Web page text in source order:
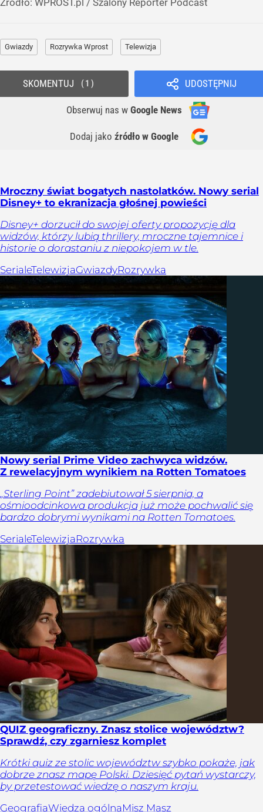
Źródło: WPROST.pl / Szalony Reporter Podcast
Gwiazdy Rozrywka Wprost Telewizja
UDOSTĘPNIJ
Obserwuj nas w Google News
Dodaj jako źródło w Google
SKOMENTUJ 1
Mroczny świat bogatych nastolatków. Nowy serial
Disney+ to ekranizacja głośnej powieści
Disney+ dorzucił do swojej oferty propozycję dla
widzów, którzy lubią thrillery, mroczne tajemnice i
historie o dorastaniu z niepokojem w tle.
SerialeTelewizjaGwiazdyRozrywka
Nowy serial Prime Video zachwyca widzów.
Z rewelacyjnym wynikiem na Rotten Tomatoes
„Sterling Point” zadebiutował 5 sierpnia, a
ośmioodcinkowa produkcja już może pochwalić się
bardzo dobrymi wynikami na Rotten Tomatoes.
SerialeTelewizjaRozrywka
QUIZ geograficzny. Znasz stolice województw?
Sprawdź, czy zgarniesz komplet
Krótki quiz ze stolic województw szybko pokaże, jak
dobrze znasz mapę Polski. Dziesięć pytań wystarczy,
by przetestować wiedzę o naszym kraju.
GeografiaWiedza ogólnaMisz Masz